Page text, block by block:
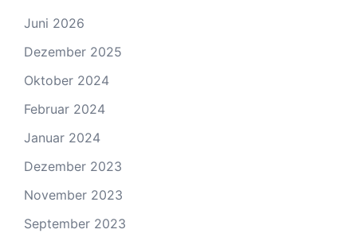
Juni 2026
Dezember 2025
Oktober 2024
Februar 2024
Januar 2024
Dezember 2023
November 2023
September 2023